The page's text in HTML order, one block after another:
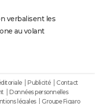
verbalisent les
au volant
Publicité
Contact
Données personnelles
légales Groupe Figaro